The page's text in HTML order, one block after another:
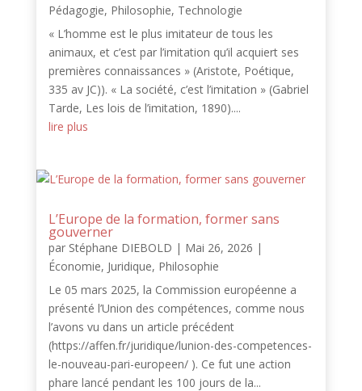
Pédagogie, Philosophie, Technologie
« L’homme est le plus imitateur de tous les
animaux, et c’est par l’imitation qu’il acquiert ses
premières connaissances » (Aristote, Poétique,
335 av JC)). « La société, c’est l’imitation » (Gabriel
Tarde, Les lois de l’imitation, 1890)....
lire plus
L’Europe de la formation, former sans
gouverner
par Stéphane DIEBOLD | Mai 26, 2026 |
Économie, Juridique, Philosophie
Le 05 mars 2025, la Commission européenne a
présenté l’Union des compétences, comme nous
l’avons vu dans un article précédent
(https://affen.fr/juridique/lunion-des-competences-
le-nouveau-pari-europeen/ ). Ce fut une action
phare lancé pendant les 100 jours de la...